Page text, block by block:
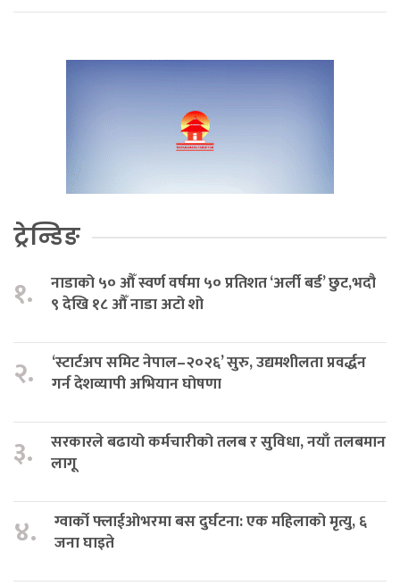
ट्रेन्डिङ
१.
नाडाको ५० औँ स्वर्ण वर्षमा ५० प्रतिशत ‘अर्ली बर्ड’ छुट,भदौ
९ देखि १८ औँ नाडा अटो शो
२.
‘स्टार्टअप समिट नेपाल–२०२६’ सुरु, उद्यमशीलता प्रवर्द्धन
गर्न देशव्यापी अभियान घोषणा
३.
सरकारले बढायो कर्मचारीको तलब र सुविधा, नयाँ तलबमान
लागू
४.
ग्वार्को फ्लाईओभरमा बस दुर्घटना: एक महिलाको मृत्यु, ६
जना घाइते